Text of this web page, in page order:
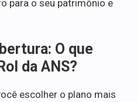
para o seu patrimônio e
O que
da ANS?
escolher o plano mais